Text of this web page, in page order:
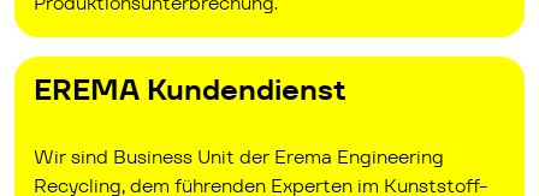
EREMA Kundendienst
Wir sind Business Unit der Erema Engineering
Recycling, dem führenden Experten im Kunststoff-